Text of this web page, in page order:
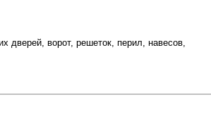
дверей, ворот, решеток, перил, навесов,